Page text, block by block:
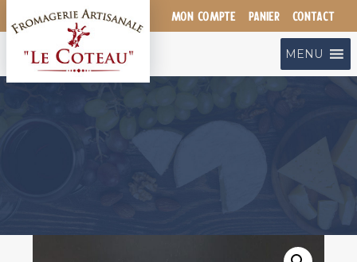
au
MON COMPTE PANIER CONTACT
MENU